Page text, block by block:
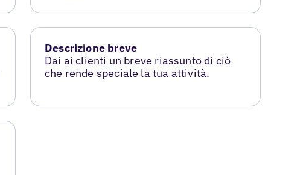
Descrizione breve
Dai ai clienti un breve riassunto di ciò
che rende speciale la tua attività.